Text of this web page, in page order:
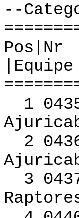
--
1
2
3